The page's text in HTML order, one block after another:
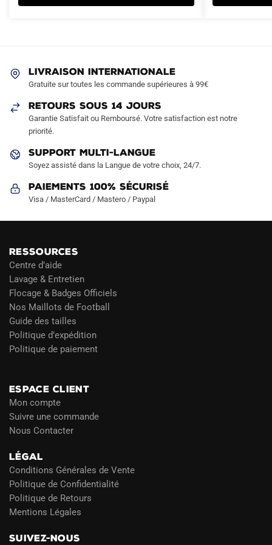
variations.
choisies
la
page
produit
variations.
page
LIVRAISON INTERNATIONALE
Gratuite sur toutes les commande supérieures à 99€
RETOURS SOUS 14 JOURS
Garantie Satisfait ou Remboursé. Votre satisfaction est notre
priorité.
SUPPORT MULTI-LANGUE
Soyez assisté dans la Langue de votre choix, 24/7.
Paiements 100% Sécurisé
Visa / MasterCard / Mastero / Paypal
RESSOURCES
Centre d’aide
Lavage & Entretien
Flocage & Badges Officiels
Nos Maillots de Football
Guide des tailles
Politique d’expédition
Politique de paiement
ESPACE CLIENT
Mon compte
Suivre une commande
Nous Contacter
LÉGAL
Conditions Générales de Vente
Politique de Confidentialité
Politique de Retours
Mentions Légales
SUIVEZ-NOUS